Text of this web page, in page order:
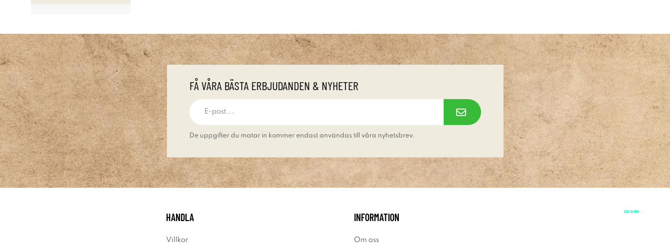
FÅ VÅRA BÄSTA ERBJUDANDEN & NYHETER
De uppgifter du matar in kommer endast användas till våra nyhetsbrev.
HANDLA
Villkor
INFORMATION
Om oss